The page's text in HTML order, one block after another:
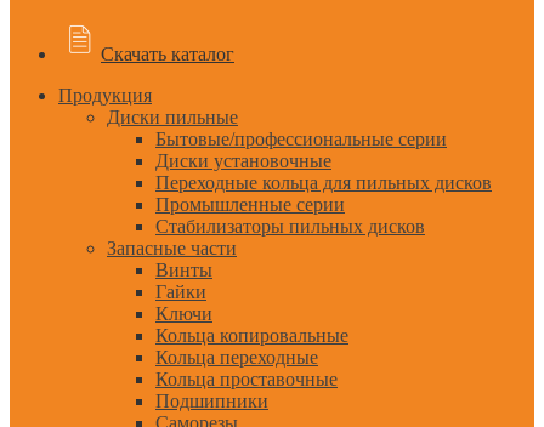
Скачать каталог
Продукция
Диски пильные
Бытовые/профессиональные серии
Диски установочные
Переходные кольца для пильных дисков
Промышленные серии
Стабилизаторы пильных дисков
Запасные части
Винты
Гайки
Ключи
Кольца копировальные
Кольца переходные
Кольца проставочные
Подшипники
Саморезы